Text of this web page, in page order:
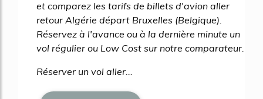
et comparez les tarifs de billets d'avion aller
retour Algérie départ Bruxelles (Belgique).
Réservez à l'avance ou à la dernière minute un
vol régulier ou Low Cost sur notre comparateur.
Réserver un vol aller...